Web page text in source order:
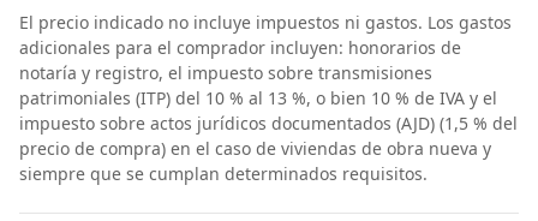
El precio indicado no incluye impuestos ni gastos. Los gastos
adicionales para el comprador incluyen: honorarios de
notaría y registro, el impuesto sobre transmisiones
patrimoniales (ITP) del 10 % al 13 %, o bien 10 % de IVA y el
impuesto sobre actos jurídicos documentados (AJD) (1,5 % del
precio de compra) en el caso de viviendas de obra nueva y
siempre que se cumplan determinados requisitos.